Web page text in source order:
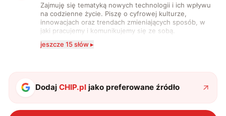
Zajmuję się tematyką nowych technologii i ich wpływu
na codzienne życie. Piszę o cyfrowej kulturze,
innowacjach oraz trendach zmieniających sposób, w
jaki pracujemy i komunikujemy się ze sobą.
technologii a współczesną popkulturą. W wolnych
jeszcze 15 słów ▸
DodajCHIP.pl jako preferowane źródło